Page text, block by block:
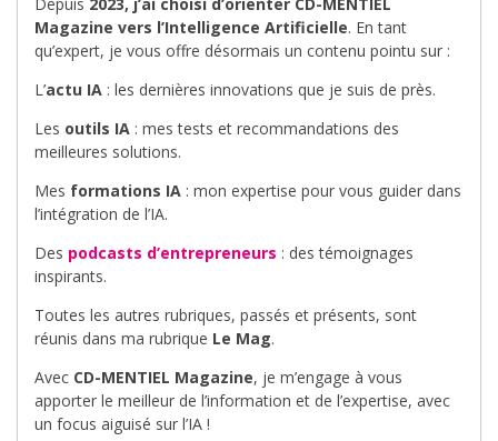
Magazine vers l’Intelligence Artificielle. En tant
qu’expert, je vous offre désormais un contenu pointu sur :
L’actu IA : les dernières innovations que je suis de près.
Les outils IA : mes tests et recommandations des
meilleures solutions.
Mes formations IA : mon expertise pour vous guider dans
l’intégration de l’IA.
Des podcasts d’entrepreneurs : des témoignages
inspirants.
Toutes les autres rubriques, passés et présents, sont
réunis dans ma rubrique Le Mag.
Avec CD-MENTIEL Magazine, je m’engage à vous
apporter le meilleur de l’information et de l’expertise, avec
un focus aiguisé sur l’IA !